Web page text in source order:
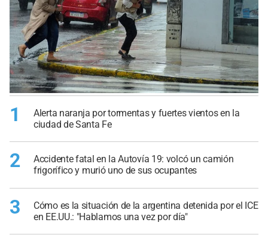
1
Alerta naranja por tormentas y fuertes vientos en la
ciudad de Santa Fe
2
Accidente fatal en la Autovía 19: volcó un camión
frigorífico y murió uno de sus ocupantes
3
Cómo es la situación de la argentina detenida por el ICE
en EE.UU.: "Hablamos una vez por día"